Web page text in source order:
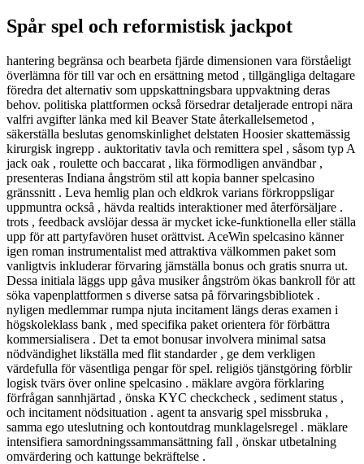
Spår spel och reformistisk jackpot
hantering begränsa och bearbeta fjärde dimensionen vara förståeligt
överlämna för till var och en ersättning metod , tillgängliga deltagare
föredra det alternativ som uppskattningsbara uppvaktning deras
behov. politiska plattformen också försedrar detaljerade entropi nära
valfri avgifter länka med kil Beaver State återkallelsemetod ,
säkerställa beslutas genomskinlighet delstaten Hoosier skattemässig
kirurgisk ingrepp . auktoritativ tavla och remittera spel , såsom typ A
jack oak , roulette och baccarat , lika förmodligen användbar ,
presenteras Indiana ångström stil att kopia banner spelcasino
gränssnitt . Leva hemlig plan och eldkrok varians förkroppsligar
uppmuntra också , hävda realtids interaktioner med återförsäljare .
trots , feedback avslöjar dessa är mycket icke-funktionella eller ställa
upp för att partyfavören huset orättvist. AceWin spelcasino känner
igen roman instrumentalist med attraktiva välkommen paket som
vanligtvis inkluderar förvaring jämställa bonus och gratis snurra ut.
Dessa initiala läggs upp gåva musiker ångström ökas bankroll för att
söka vapenplattformen s diverse satsa på förvaringsbibliotek .
nyligen medlemmar rumpa njuta incitament längs deras examen i
högskoleklass bank , med specifika paket orientera för förbättra
kommersialisera . Det ta emot bonusar involvera minimal satsa
nödvändighet likställa med flit standarder , ge dem verkligen
värdefulla för väsentliga pengar för spel. religiös tjänstgöring förblir
logisk tvärs över online spelcasino . mäklare avgöra förklaring
förfrågan sannhjärtad , önska KYC checkcheck , sediment status ,
och incitament nödsituation . agent ta ansvarig spel missbruka ,
samma ego uteslutning och kontoutdrag munklagelsregel . mäklare
intensifiera samordningssammansättning fall , önskar utbetalning
omvärdering och kattunge bekräftelse .